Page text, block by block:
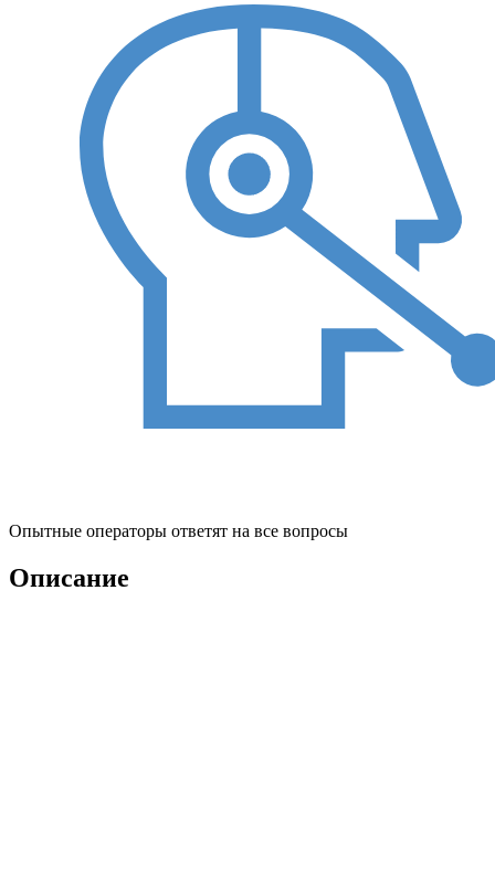
Опытные операторы ответят на все вопросы
Описание